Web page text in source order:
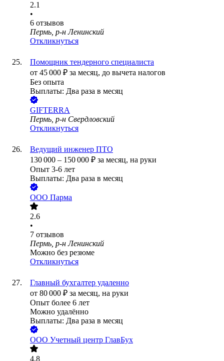
2.1
•
6 отзывов
Пермь, р-н Ленинский
Откликнуться
Помощник тендерного специалиста
от 45 000 ₽ за месяц, до вычета налогов
Без опыта
Выплаты: Два раза в месяц
GIFTERRA
Пермь, р-н Свердловский
Откликнуться
Ведущий инженер ПТО
130 000 – 150 000 ₽ за месяц, на руки
Опыт 3-6 лет
Выплаты: Два раза в месяц
ООО Парма
2.6
•
7 отзывов
Пермь, р-н Ленинский
Можно без резюме
Откликнуться
Главный бухгалтер удаленно
от 80 000 ₽ за месяц, на руки
Опыт более 6 лет
Можно удалённо
Выплаты: Два раза в месяц
ООО Учетный центр ГлавБух
4.8